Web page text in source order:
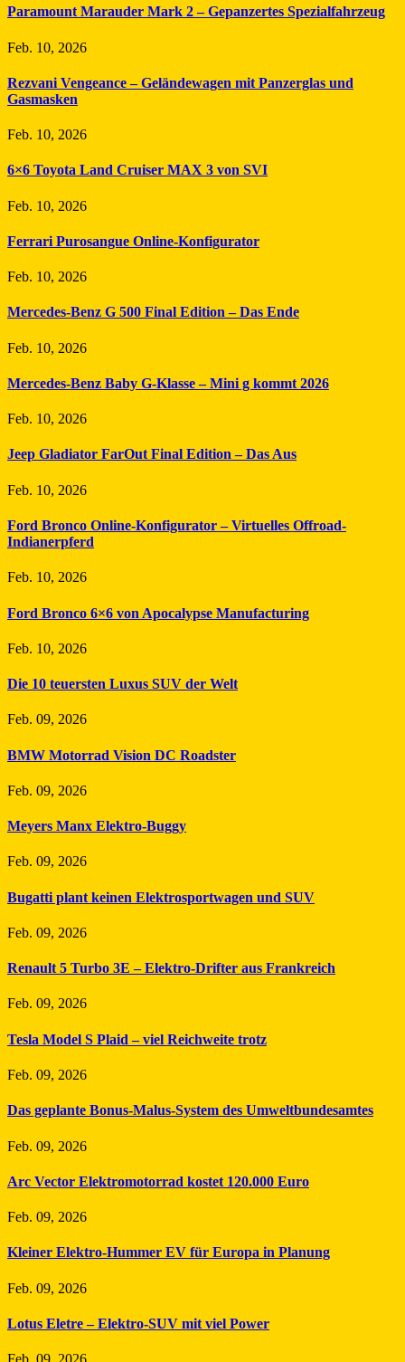
Paramount Marauder Mark 2 – Gepanzertes Spezialfahrzeug
Feb. 10, 2026
Rezvani Vengeance – Geländewagen mit Panzerglas und
Gasmasken
Feb. 10, 2026
6×6 Toyota Land Cruiser MAX 3 von SVI
Feb. 10, 2026
Ferrari Purosangue Online-Konfigurator
Feb. 10, 2026
Mercedes-Benz G 500 Final Edition – Das Ende
Feb. 10, 2026
Mercedes-Benz Baby G-Klasse – Mini g kommt 2026
Feb. 10, 2026
Jeep Gladiator FarOut Final Edition – Das Aus
Feb. 10, 2026
Ford Bronco Online-Konfigurator – Virtuelles Offroad-
Indianerpferd
Feb. 10, 2026
Ford Bronco 6×6 von Apocalypse Manufacturing
Feb. 10, 2026
Die 10 teuersten Luxus SUV der Welt
Feb. 09, 2026
BMW Motorrad Vision DC Roadster
Feb. 09, 2026
Meyers Manx Elektro-Buggy
Feb. 09, 2026
Bugatti plant keinen Elektrosportwagen und SUV
Feb. 09, 2026
Renault 5 Turbo 3E – Elektro-Drifter aus Frankreich
Feb. 09, 2026
Tesla Model S Plaid – viel Reichweite trotz
Feb. 09, 2026
Das geplante Bonus-Malus-System des Umweltbundesamtes
Feb. 09, 2026
Arc Vector Elektromotorrad kostet 120.000 Euro
Feb. 09, 2026
Kleiner Elektro-Hummer EV für Europa in Planung
Feb. 09, 2026
Lotus Eletre – Elektro-SUV mit viel Power
Feb. 09, 2026